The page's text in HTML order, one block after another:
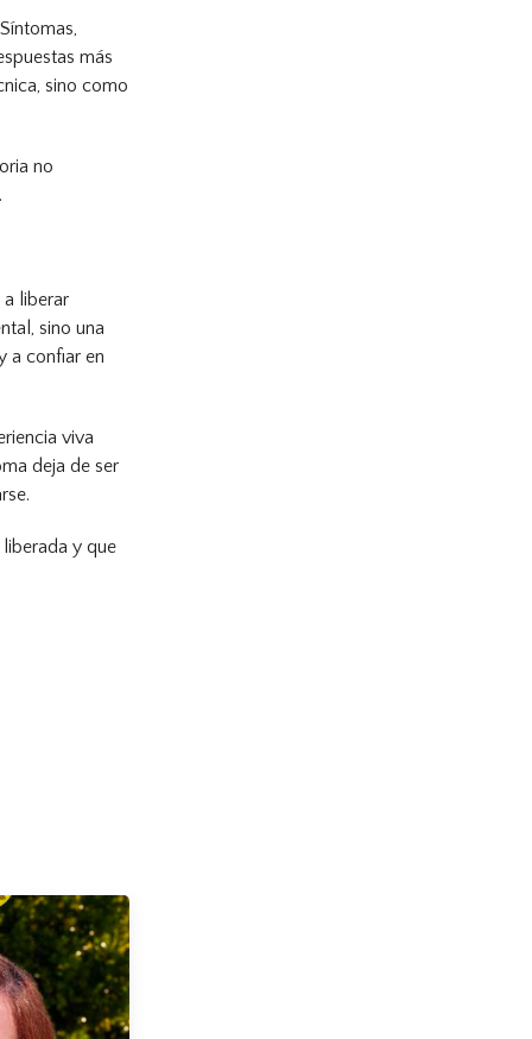
más
sino como
no
liberar
sino una
a confiar en
viva
deja de ser
y que